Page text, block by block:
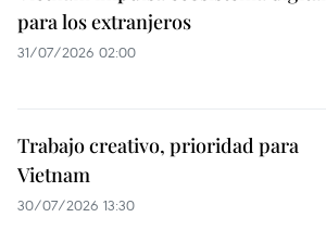
para los extranjeros
31/07/2026 02:00
Trabajo creativo, prioridad para
Vietnam
30/07/2026 13:30